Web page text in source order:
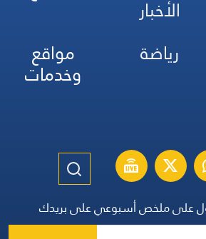
الأخبار
رياضة مواقع
وخدمات
على ملخص أسبوعي على بريدك